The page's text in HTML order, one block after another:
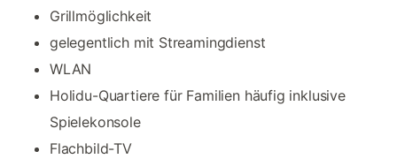
Grillmöglichkeit
gelegentlich mit Streamingdienst
WLAN
Holidu-Quartiere für Familien häufig inklusive
Spielekonsole
Flachbild-TV